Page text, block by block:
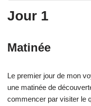
Jour 1
Matinée
Le premier jour de mon
une matinée de
commencer par visiter le